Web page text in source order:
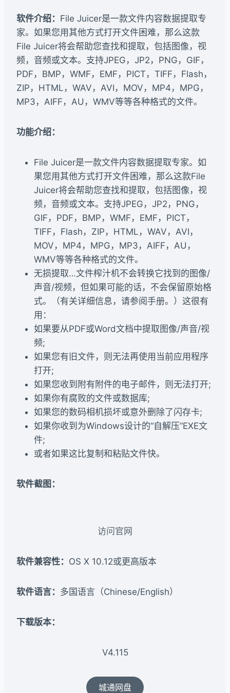
软件介绍： File Juicer是一款文件内容数据提取专
家。如果您用其他方式打开文件困难，那么这款
File Juicer将会帮助您查找和提取，包括图像，视
频，音频或文本。支持JPEG，JP2，PNG，GIF，
PDF，BMP，WMF，EMF，PICT，TIFF，Flash，
ZIP，HTML，WAV，AVI，MOV，MP4，MPG，
MP3，AIFF，AU，WMV等等各种格式的文件。
功能介绍：
File Juicer是一款文件内容数据提取专家。如
果您用其他方式打开文件困难，那么这款File
Juicer将会帮助您查找和提取，包括图像，视
频，音频或文本。支持JPEG，JP2，PNG，
GIF，PDF，BMP，WMF，EMF，PICT，
TIFF，Flash，ZIP，HTML，WAV，AVI，
MOV，MP4，MPG，MP3，AIFF，AU，
WMV等等各种格式的文件。
无损提取…文件榨汁机不会转换它找到的图像/
声音/视频，但如果可能的话，不会保留原始格
式。（有关详细信息，请参阅手册。）这很有
用：
如果要从PDF或Word文档中提取图像/声音/视
频;
如果您有旧文件，则无法再使用当前应用程序
打开;
如果您收到附有附件的电子邮件，则无法打开;
如果你有腐败的文件或数据库;
如果您的数码相机损坏或意外删除了闪存卡;
如果你收到为Windows设计的“自解压”EXE文
件;
或者如果这比复制和粘贴文件快。
软件截图：
访问官网
软件兼容性： OS X 10.12或更高版本
软件语言： 多国语言（Chinese/English）
下载版本：​
V4.115
城通网盘